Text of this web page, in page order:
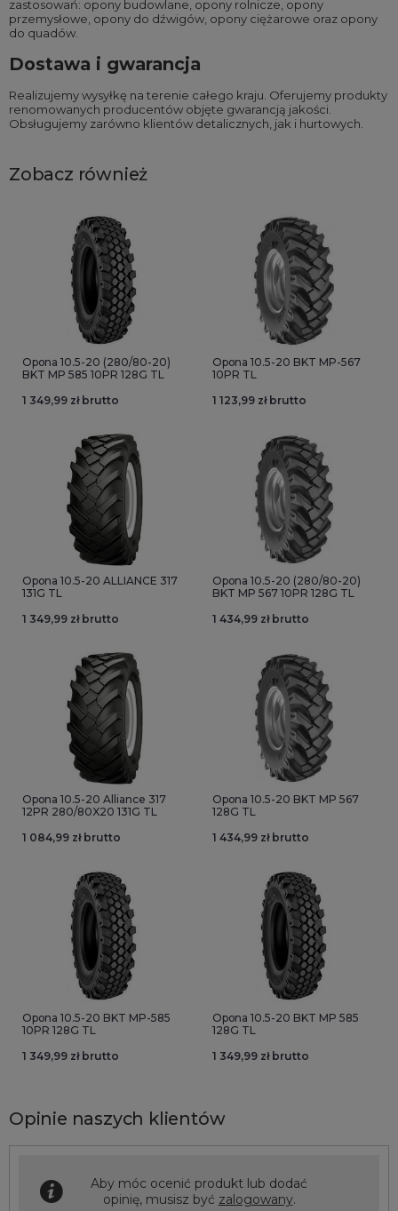
zastosowań: opony budowlane opony rolnicze opony
przemysłowe opony do dźwigów opony ciężarowe oraz opony
do quadów
Dostawa i gwarancja
Realizujemy wysyłkę na terenie całego kraju. Oferujemy produkty
renomowanych producentów objęte gwarancją jakości.
Obsługujemy zarówno klientów detalicznych, jak i hurtowych.
Zobacz również
Opona 10.5-20 (280/80-20)
BKT MP 585 10PR 128G TL
1 349,99 zł brutto
Opona 10.5-20 BKT MP-567
10PR TL
1 123,99 zł brutto
Opona 10.5-20 ALLIANCE 317
131G TL
1 349,99 zł brutto
Opona 10.5-20 (280/80-20)
BKT MP 567 10PR 128G TL
1 434,99 zł brutto
Opona 10.5-20 Alliance 317
12PR 280/80X20 131G TL
1 084,99 zł brutto
Opona 10.5-20 BKT MP 567
128G TL
1 434,99 zł brutto
Opona 10.5-20 BKT MP-585
10PR 128G TL
1 349,99 zł brutto
Opona 10.5-20 BKT MP 585
128G TL
1 349,99 zł brutto
Opinie naszych klientów
Aby móc ocenić produkt lub dodać
opinię, musisz być zalogowany.